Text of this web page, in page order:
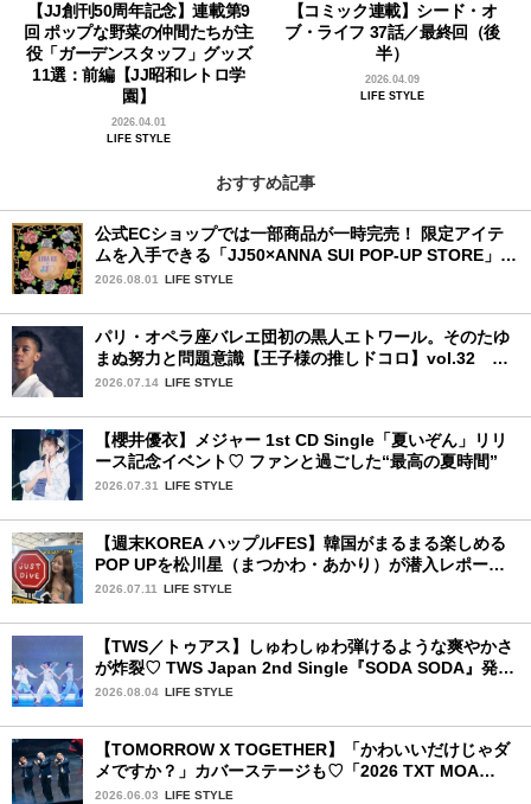
【JJ創刊50周年記念】連載第9
回 ポップな野菜の仲間たちが主
役「ガーデンスタッフ」グッズ
11選：前編【JJ昭和レトロ学
園】
2026.04.01
LIFE STYLE
【コミック連載】シード・オ
ブ・ライフ 37話／最終回（後
半）
2026.04.09
LIFE STYLE
おすすめ記事
公式ECショップでは一部商品が一時完売！ 限定アイテ
ムを入手できる「JJ50×ANNA SUI POP-UP STORE」が
広島で開催決定
2026.08.01 LIFE STYLE
パリ・オペラ座バレエ団初の黒人エトワール。そのたゆ
まぬ努力と問題意識【王子様の推しドコロ】vol.32 ギ
ヨーム・ディオップさん
2026.07.14 LIFE STYLE
【櫻井優衣】メジャー 1st CD Single「夏いぞん」リリ
ース記念イベント♡ ファンと過ごした“最高の夏時間”
2026.07.31 LIFE STYLE
【週末KOREA ハップルFES】韓国がまるまる楽しめる
POP UPを松川星（まつかわ・あかり）が潜入レポート
♡
2026.07.11 LIFE STYLE
【TWS／トゥアス】しゅわしゅわ弾けるような爽やかさ
が炸裂♡ TWS Japan 2nd Single『SODA SODA』発売
記念SPECIAL SHOWCASEを詳細レポ
2026.08.04 LIFE STYLE
【TOMORROW X TOGETHER】「かわいいだけじゃダ
メですか？」カバーステージも♡「2026 TXT MOA
CON IN JAPAN」千葉公演2日目を詳細レポ【後編】
2026.06.03 LIFE STYLE